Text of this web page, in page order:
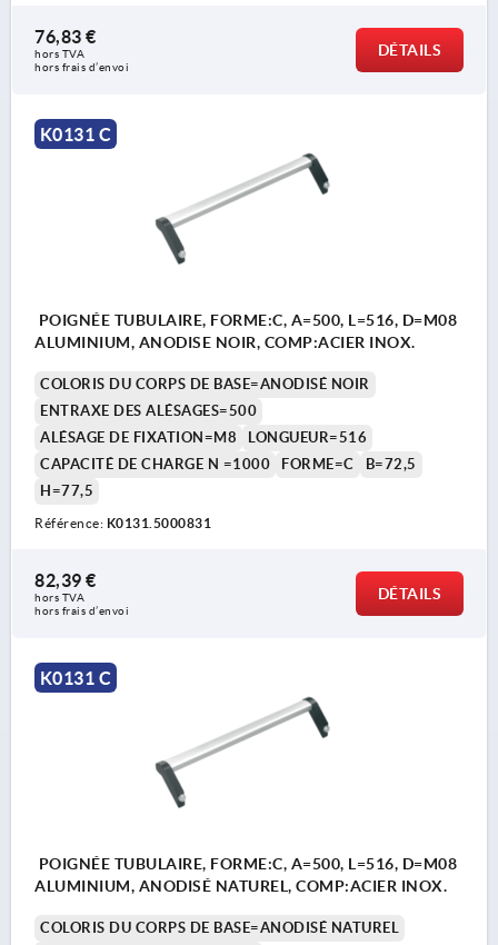
76,83 €
hors TVA
hors frais d’envoi
DÉTAILS
K0131 C
POIGNÉE TUBULAIRE, FORME:C, A=500, L=516, D=M08
ALUMINIUM, ANODISE NOIR, COMP:ACIER INOX.
COLORIS DU CORPS DE BASE=ANODISÉ NOIR
ENTRAXE DES ALÉSAGES=500
ALÉSAGE DE FIXATION=M8
LONGUEUR=516
CAPACITÉ DE CHARGE N =1000
FORME=C
B=72,5
H=77,5
Référence: K0131.5000831
82,39 €
hors TVA
hors frais d’envoi
DÉTAILS
K0131 C
POIGNÉE TUBULAIRE, FORME:C, A=500, L=516, D=M08
ALUMINIUM, ANODISÉ NATUREL, COMP:ACIER INOX.
COLORIS DU CORPS DE BASE=ANODISÉ NATUREL